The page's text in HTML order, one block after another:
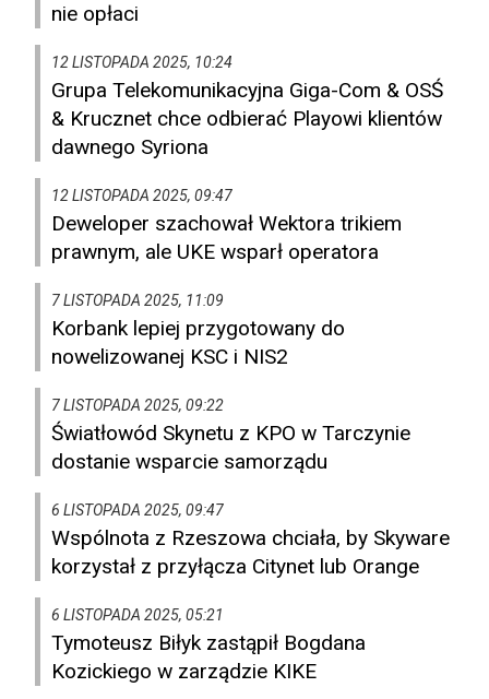
nie opłaci
12 LISTOPADA 2025, 10:24
Grupa Telekomunikacyjna Giga-Com & OSŚ
& Krucznet chce odbierać Playowi klientów
dawnego Syriona
12 LISTOPADA 2025, 09:47
Deweloper szachował Wektora trikiem
prawnym, ale UKE wsparł operatora
7 LISTOPADA 2025, 11:09
Korbank lepiej przygotowany do
nowelizowanej KSC i NIS2
7 LISTOPADA 2025, 09:22
Światłowód Skynetu z KPO w Tarczynie
dostanie wsparcie samorządu
6 LISTOPADA 2025, 09:47
Wspólnota z Rzeszowa chciała, by Skyware
korzystał z przyłącza Citynet lub Orange
6 LISTOPADA 2025, 05:21
Tymoteusz Biłyk zastąpił Bogdana
Kozickiego w zarządzie KIKE